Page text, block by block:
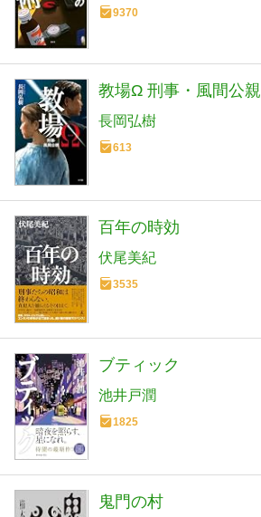
9370
教場Ω 刑事・風間公親
長岡弘樹
613
百年の時効
伏尾美紀
3535
ブティック
池井戸潤
1825
鬼門の村